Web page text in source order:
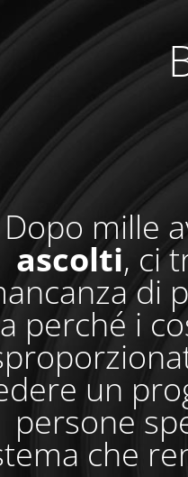
Dopo mille
ascolti, ci
di
perché i
un
persone
che